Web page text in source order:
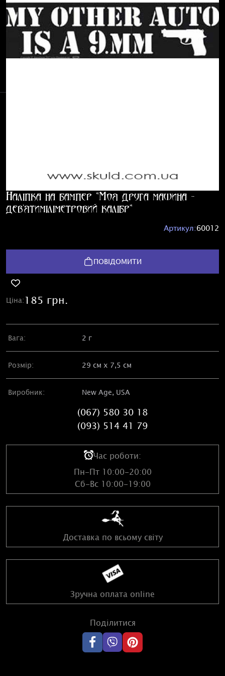
Наліпка на бампер "Моя друга машина -
дев'ятиміліметровий калібр"
Артикул:60012
ПОВІДОМИТИ
Ціна: 185 грн.
Вага: 2 г
Розмір: 29 см х 7,5 см
Виробник: New Age, USA
(067) 580 30 18
(093) 514 41 79
Час роботи:
Пн-Пт 10:00-20:00
Сб-Вс 10:00-19:00
Доставка по всьому світу
Зручна оплата online
Поділитися